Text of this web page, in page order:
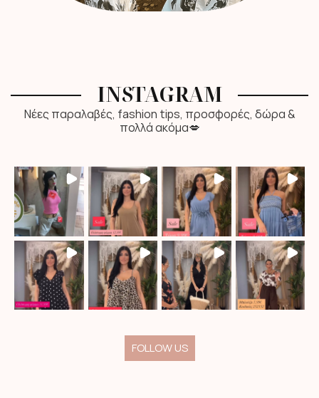
INSTAGRAM
Νέες παραλαβές, fashion tips, προσφορές, δώρα &
πολλά ακόμα💋
FOLLOW US